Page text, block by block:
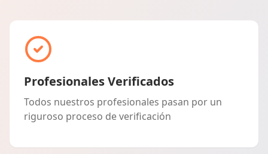
Profesionales Verificados
Todos nuestros profesionales pasan por un
riguroso proceso de verificación